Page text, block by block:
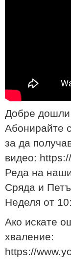
Добре дошли
Абонирайте
за да
видео:
Реда на
Сряда и
Неделя от
Ако искате
хваление:
https://